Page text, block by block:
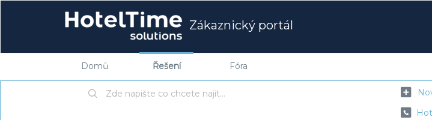
Zákaznický portál
Domů Řešení Fóra